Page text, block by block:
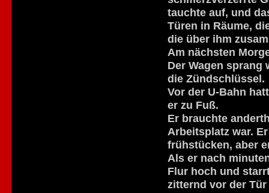
tauchte auf, und
Türen in Räume,
die über ihm
Am nächsten
Der Wagen sprang
die Zündschlüssel.
Vor der U-Bahn
er zu Fuß.
Er brauchte
Arbeitsplatz war.
frühstücken, aber
Als er nach
Flur hoch und
zitternd vor der